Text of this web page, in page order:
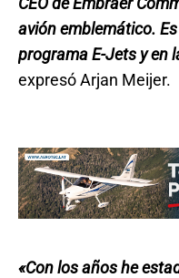
avión emblemático.
programa E-Jets y en
expresó Arjan Meijer.
«Con los años he